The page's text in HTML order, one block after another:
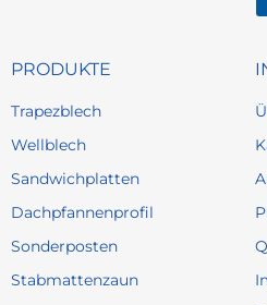
PRODUKTE
Trapezblech
Wellblech
Sandwichplatten
Dachpfannenprofil
Sonderposten
Stabmattenzaun